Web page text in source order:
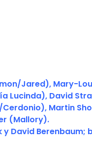
Jared), Mary-
Lucinda), David
Martin
(Mallory).
David Berenbaum;